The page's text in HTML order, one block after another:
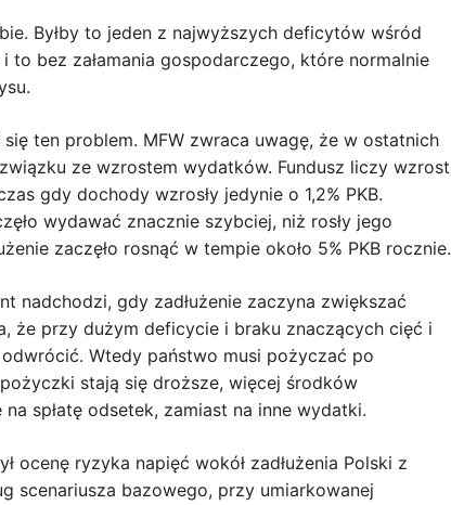
Byłby to jeden z najwyższych deficytów wśród
to bez załamania gospodarczego, które normalnie
ten problem. MFW zwraca uwagę, że w ostatnich
ze wzrostem wydatków. Fundusz liczy wzrost
gdy dochody wzrosły jedynie o 1,2% PKB.
wydawać znacznie szybciej, niż rosły jego
zaczęło rosnąć w tempie około 5% PKB rocznie.
nadchodzi, gdy zadłużenie zaczyna zwiększać
że ​​przy dużym deficycie i braku znaczących cięć i
Wtedy państwo musi pożyczać po
stają się droższe, więcej środków
spłatę odsetek, zamiast na inne wydatki.
ocenę ryzyka napięć wokół zadłużenia Polski z
scenariusza bazowego, przy umiarkowanej